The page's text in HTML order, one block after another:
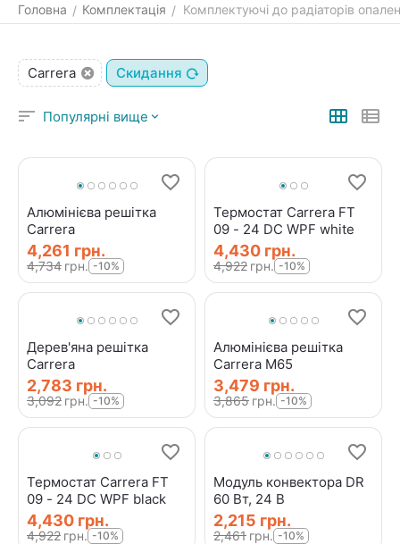
Головна / Комплектація / Комплектуючі до радіаторів
Carrera Скидання
Популярні вище
Алюмінієва решітка
Carrera
4,261 грн.
4,734 грн. -10%
Термостат Carrera FT
09 - 24 DC WPF white
4,430 грн.
4,922 грн. -10%
Дерев'яна решітка
Carrera
2,783 грн.
3,092 грн. -10%
Алюмінієва решітка
Carrera M65
3,479 грн.
3,865 грн. -10%
Термостат Carrera FT
09 - 24 DC WPF black
4,430 грн.
4,922 грн. -10%
Модуль конвектора DR
60 Вт, 24 В
2,215 грн.
2,461 грн. -10%